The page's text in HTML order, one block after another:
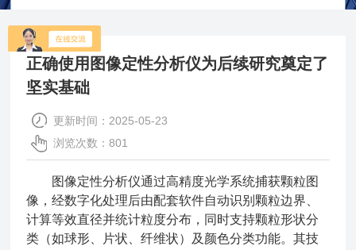
正确使用图像定性分析仪为后续研究奠定了
坚实基础
更新时间：2025-05-23
浏览次数：801
图像定性分析仪通过高精度光学系统捕获颗粒图
像，经数字化处理后由配套软件自动识别颗粒边界、
计算等效直径并统计粒度分布，同时支持颗粒形状分
类（如球形、片状、纤维状）及颜色分类功能。其技